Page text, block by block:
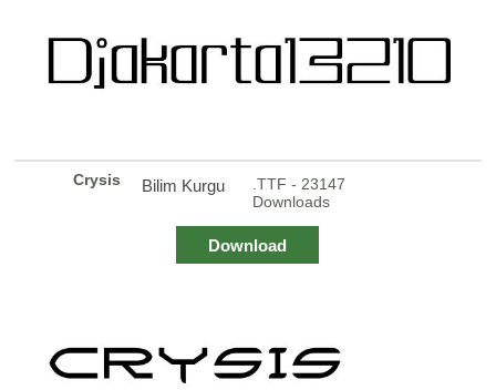
Crysis Bilim Kurgu
.TTF - 23147
Downloads
Download